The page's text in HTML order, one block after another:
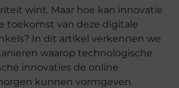
wint. Maar hoe kan innovatie
toekomst van deze digitale
In dit artikel verkennen we
waarop technologische
innovaties de online
kunnen vormgeven.